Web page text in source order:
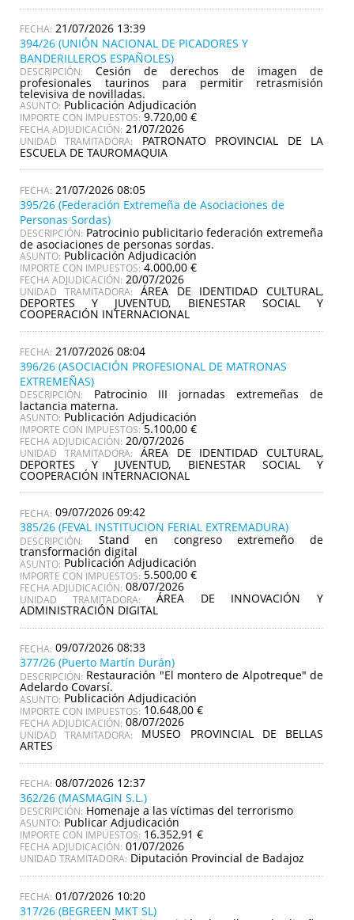
21/07/2026 13:39
394/26 (UNIÓN NACIONAL DE PICADORES Y
BANDERILLEROS ESPAÑOLES)
DESCRIPCIÓN: Cesión de derechos de imagen de
profesionales taurinos para permitir retrasmisión
televisiva de novilladas.
ASUNTO: Publicación Adjudicación
IMPORTE CON IMPUESTOS: 9.720,00 €
FECHA ADJUDICACIÓN: 21/07/2026
UNIDAD TRAMITADORA: PATRONATO PROVINCIAL DE LA
ESCUELA DE TAUROMAQUIA
21/07/2026 08:05
395/26 (Federación Extremeña de Asociaciones de
Personas Sordas)
DESCRIPCIÓN: Patrocinio publicitario federación extremeña
de asociaciones de personas sordas.
ASUNTO: Publicación Adjudicación
IMPORTE CON IMPUESTOS: 4.000,00 €
FECHA ADJUDICACIÓN: 20/07/2026
UNIDAD TRAMITADORA: ÁREA DE IDENTIDAD CULTURAL,
DEPORTES Y JUVENTUD, BIENESTAR SOCIAL Y
COOPERACIÓN INTERNACIONAL
21/07/2026 08:04
396/26 (ASOCIACIÓN PROFESIONAL DE MATRONAS
EXTREMEÑAS)
DESCRIPCIÓN: Patrocinio III jornadas extremeñas de
lactancia materna.
ASUNTO: Publicación Adjudicación
IMPORTE CON IMPUESTOS: 5.100,00 €
FECHA ADJUDICACIÓN: 20/07/2026
UNIDAD TRAMITADORA: ÁREA DE IDENTIDAD CULTURAL,
DEPORTES Y JUVENTUD, BIENESTAR SOCIAL Y
COOPERACIÓN INTERNACIONAL
09/07/2026 09:42
385/26 (FEVAL INSTITUCION FERIAL EXTREMADURA)
DESCRIPCIÓN: Stand en congreso extremeño de
transformación digital
ASUNTO: Publicación Adjudicación
IMPORTE CON IMPUESTOS: 5.500,00 €
FECHA ADJUDICACIÓN: 08/07/2026
UNIDAD TRAMITADORA: ÁREA DE INNOVACIÓN Y
ADMINISTRACIÓN DIGITAL
09/07/2026 08:33
377/26 (Puerto Martín Durán)
DESCRIPCIÓN: Restauración "El montero de Alpotreque" de
Adelardo Covarsí.
ASUNTO: Publicación Adjudicación
IMPORTE CON IMPUESTOS: 10.648,00 €
FECHA ADJUDICACIÓN: 08/07/2026
UNIDAD TRAMITADORA: MUSEO PROVINCIAL DE BELLAS
ARTES
08/07/2026 12:37
362/26 (MASMAGIN S.L.)
DESCRIPCIÓN: Homenaje a las víctimas del terrorismo
ASUNTO: Publicar Adjudicación
IMPORTE CON IMPUESTOS: 16.352,91 €
FECHA ADJUDICACIÓN: 01/07/2026
UNIDAD TRAMITADORA: Diputación Provincial de Badajoz
01/07/2026 10:20
317/26 (BEGREEN MKT SL)